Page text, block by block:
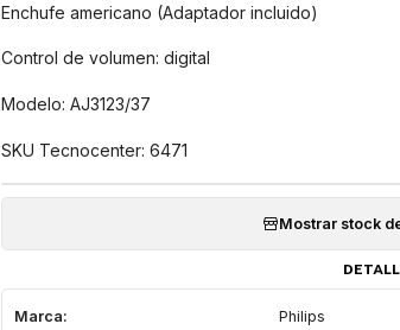
Enchufe americano (Adaptador incluido)
Control de volumen: digital
Modelo: AJ3123/37
SKU Tecnocenter: 6471
Mostrar stock
Marca: Philips